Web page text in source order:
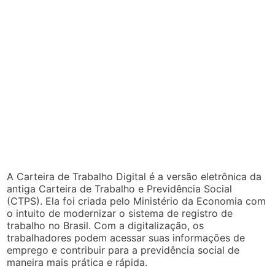
A Carteira de Trabalho Digital é a versão eletrônica da
antiga Carteira de Trabalho e Previdência Social
(CTPS). Ela foi criada pelo Ministério da Economia com
o intuito de modernizar o sistema de registro de
trabalho no Brasil. Com a digitalização, os
trabalhadores podem acessar suas informações de
emprego e contribuir para a previdência social de
maneira mais prática e rápida.